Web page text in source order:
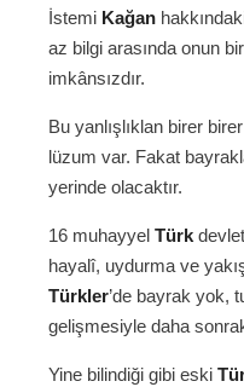
İstemi Kağan
az bilgi arasında onun
imkânsızdır.
Bu yanlışlıklan birer
lüzum var. Fakat
yerinde olacaktır.
16 muhayyel Türk
hayalî, uydurma ve
Türkler’de bayrak yok,
gelişmesiyle daha
Yine bilindiği gibi eski